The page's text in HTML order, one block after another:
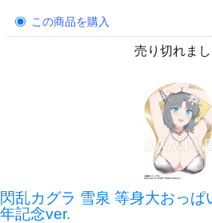
この商品を購入
売り切れま
閃乱カグラ 雪泉 等身大おっぱ
年記念ver.